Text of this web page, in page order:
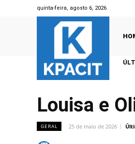
quinta-feira, agosto 6, 2026
Louisa e
GERAL 25 de maio de 2026